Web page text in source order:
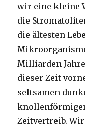
wir eine kleine
die
die ältesten
Milliarden
dieser Zeit
seltsamen
Zeitvertreib.